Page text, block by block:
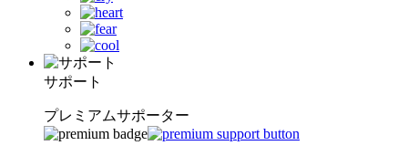
サポート
プレミアムサポーター